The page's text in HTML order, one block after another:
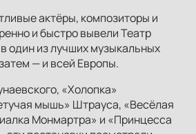
актёры, композиторы и
и быстро вывели Театр
один из лучших музыкальных
— и всей Европы.
«Холопка»
мышь» Штрауса, «Весёлая
Монмартра» и «Принцесса